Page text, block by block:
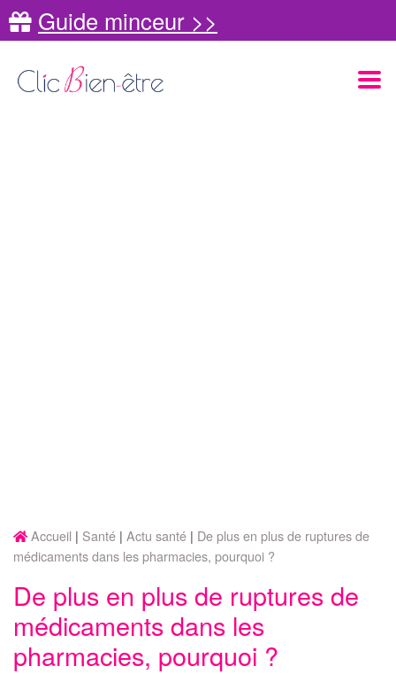
Guide minceur >>
Accueil Santé Actu santé
De plus en plus de ruptures de
médicaments dans les pharmacies, pourquoi ?
De plus en plus de ruptures de
médicaments dans les
pharmacies, pourquoi ?